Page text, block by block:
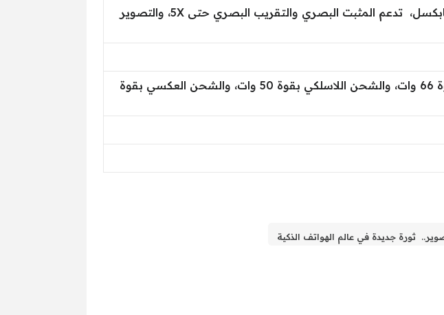
يأتي الهاتف بكاميرا ثلاثية بدقة “50 + 12 + 13 ” ميجابكسل، تدعم المثبت البصري والتقريب البصري حتى 5X، والتصوير
بسعة 4900 مللي أمبير مع تقنية الشحن السريع بقوة 66 وات، والشحن اللاسلكي بقوة 50 وات، والشحن العكسي بقوة